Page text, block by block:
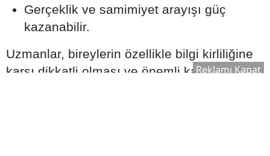
Gerçeklik ve samimiyet arayışı güç
kazanabilir.
Uzmanlar, bireylerin özellikle bilgi kirliliğine
karşı dikkatli olması ve önemli kararlarını
Reklamı Kapat